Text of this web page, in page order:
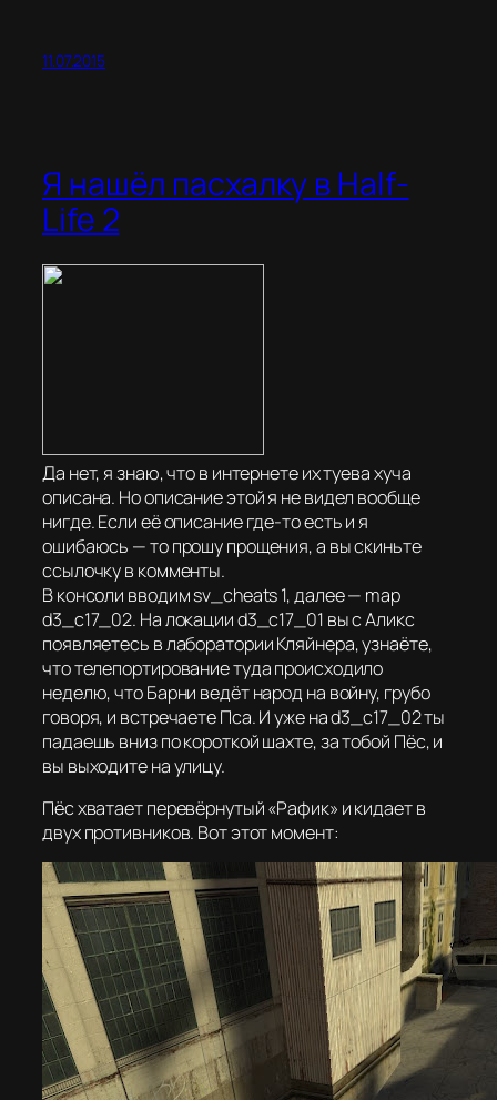
11.07.2015
Я нашёл пасхалку в Half-
Life 2
Да нет, я знаю, что в интернете их туева хуча
описана. Но описание этой я не видел вообще
нигде. Если её описание где-то есть и я
ошибаюсь — то прошу прощения, а вы скиньте
ссылочку в комменты.
В консоли вводим sv_cheats 1, далее — map
d3_c17_02. На локации d3_c17_01 вы с Аликс
появляетесь в лаборатории Кляйнера, узнаёте,
что телепортирование туда происходило
неделю, что Барни ведёт народ на войну, грубо
говоря, и встречаете Пса. И уже на d3_c17_02 ты
падаешь вниз по короткой шахте, за тобой Пёс, и
вы выходите на улицу.
Пёс хватает перевёрнутый «Рафик» и кидает в
двух противников. Вот этот момент: